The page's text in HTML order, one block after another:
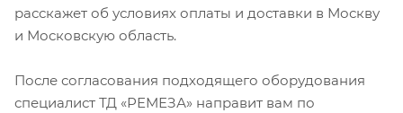
расскажет об условиях оплаты и доставки в Москву
и Московскую область.
После согласования подходящего оборудования
специалист ТД «РЕМЕЗА» направит вам по